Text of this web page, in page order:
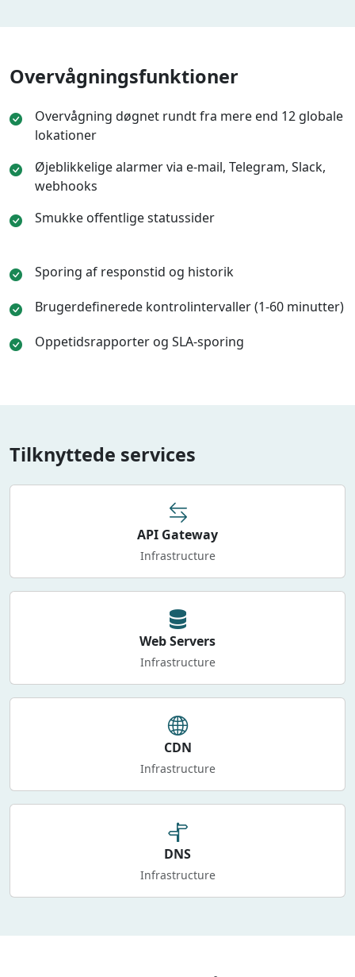
Overvågningsfunktioner
Overvågning døgnet rundt fra mere end 12 globale
lokationer
Øjeblikkelige alarmer via e-mail, Telegram, Slack,
webhooks
Smukke offentlige statussider
Sporing af responstid og historik
Brugerdefinerede kontrolintervaller (1-60 minutter)
Oppetidsrapporter og SLA-sporing
Tilknyttede services
API Gateway
Infrastructure
Web Servers
Infrastructure
CDN
Infrastructure
DNS
Infrastructure